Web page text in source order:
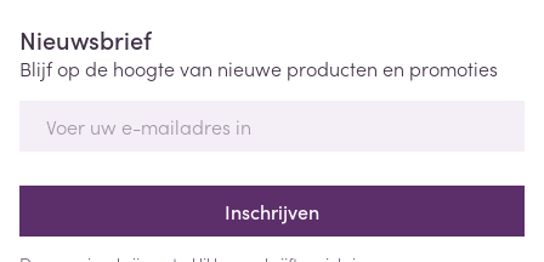
Nieuwsbrief
Blijf op de hoogte van nieuwe producten en promoties
Inschrijven